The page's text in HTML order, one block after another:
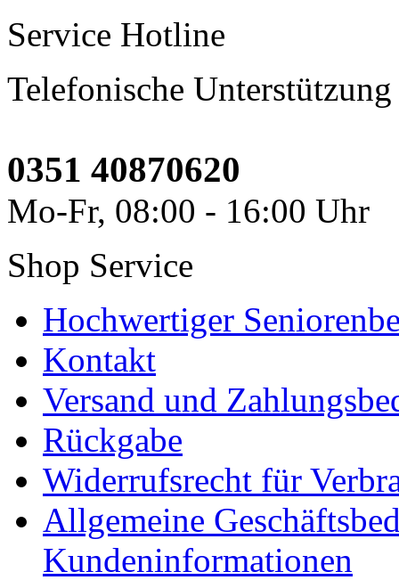
Service Hotline
Telefonische
0351 40870620
Mo-Fr, 08:00 - 16:00 Uhr
Shop Service
Hochwertiger
Kontakt
Versand und
Rückgabe
Widerrufsrecht für
Allgemeine
Kundeninformationen